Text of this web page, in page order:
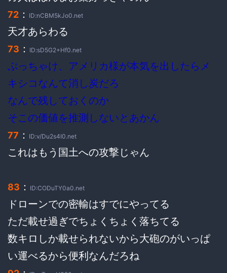
72 ： ID:nCBM5kJo0.net
天才あらわる
73 ： ID:sD5G2+Hf0.net
ぶっちゃけ、アメリカ様が本気を出したらメ
キシコなんて消し炭だろ
なんで残しておくのか
そこの価値を推測しないとあかん
77 ： ID:v/Du2s4I0.net
これはもう国土への攻撃じゃん
83 ： ID:CODuTY0a0.net
ドローンでの密輸はすでにやってる
ただ載せ過ぎでちょくちょく落ちてる
数キロしか載せられないから大砲のがいっぱ
い運べるから便利なんだろね